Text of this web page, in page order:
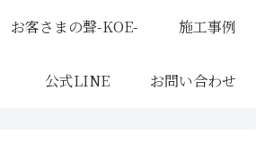
お客さまの聲-KOE- 施工事例
公式LINE お問い合わせ